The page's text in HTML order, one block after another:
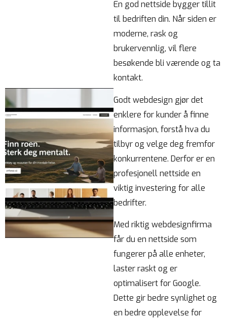
En god nettside bygger tillit
til bedriften din. Når siden er
moderne, rask og
brukervennlig, vil flere
besøkende bli værende og ta
kontakt.
Godt webdesign gjør det
enklere for kunder å finne
informasjon, forstå hva du
tilbyr og velge deg fremfor
konkurrentene. Derfor er en
profesjonell nettside en
viktig investering for alle
bedrifter.
Med riktig webdesignfirma
får du en nettside som
fungerer på alle enheter,
laster raskt og er
optimalisert for Google.
Dette gir bedre synlighet og
en bedre opplevelse for